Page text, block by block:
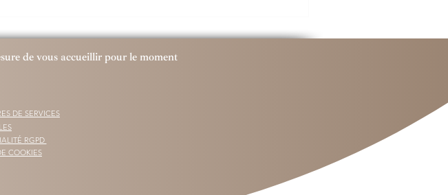
de vous accueillir pour le moment
DE SERVICES
RGPD
COOKIES